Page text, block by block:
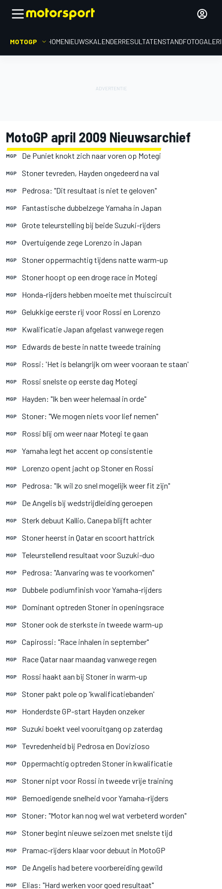
MOTOGP HOMENIEUWSKALENDERRESULTATENSTAND
MotoGP april 2009 Nieuwsarchief
MGP De Puniet knokt zich naar voren op Motegi
MGP Stoner tevreden, Hayden ongedeerd na val
MGP Pedrosa: "Dit resultaat is niet te geloven"
MGP Fantastische dubbelzege Yamaha in Japan
MGP Grote teleurstelling bij beide Suzuki-rijders
MGP Overtuigende zege Lorenzo in Japan
MGP Stoner oppermachtig tijdens natte warm-up
MGP Stoner hoopt op een droge race in Motegi
MGP Honda-rijders hebben moeite met thuiscircuit
MGP Gelukkige eerste rij voor Rossi en Lorenzo
MGP Kwalificatie Japan afgelast vanwege regen
MGP Edwards de beste in natte tweede training
MGP Rossi: 'Het is belangrijk om weer vooraan te staan'
MGP Rossi snelste op eerste dag Motegi
MGP Hayden: "Ik ben weer helemaal in orde"
MGP Stoner: "We mogen niets voor lief nemen"
MGP Rossi blij om weer naar Motegi te gaan
MGP Yamaha legt het accent op consistentie
MGP Lorenzo opent jacht op Stoner en Rossi
MGP Pedrosa: "Ik wil zo snel mogelijk weer fit zijn"
MGP De Angelis bij wedstrijdleiding geroepen
MGP Sterk debuut Kallio, Canepa blijft achter
MGP Stoner heerst in Qatar en scoort hattrick
MGP Teleurstellend resultaat voor Suzuki-duo
MGP Pedrosa: "Aanvaring was te voorkomen"
MGP Dubbele podiumfinish voor Yamaha-rijders
MGP Dominant optreden Stoner in openingsrace
MGP Stoner ook de sterkste in tweede warm-up
MGP Capirossi: "Race inhalen in september"
MGP Race Qatar naar maandag vanwege regen
MGP Rossi haakt aan bij Stoner in warm-up
MGP Stoner pakt pole op 'kwalificatiebanden'
MGP Honderdste GP-start Hayden onzeker
MGP Suzuki boekt veel vooruitgang op zaterdag
MGP Tevredenheid bij Pedrosa en Dovizioso
MGP Oppermachtig optreden Stoner in kwalificatie
MGP Stoner nipt voor Rossi in tweede vrije training
MGP Bemoedigende snelheid voor Yamaha-rijders
MGP Stoner: "Motor kan nog wel wat verbeterd worden"
MGP Stoner begint nieuwe seizoen met snelste tijd
MGP Pramac-rijders klaar voor debuut in MotoGP
MGP De Angelis had betere voorbereiding gewild
MGP Elias: "Hard werken voor goed resultaat"